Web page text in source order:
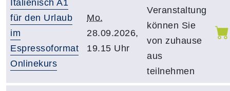
Italienisch A1
für den Urlaub
im
Espressoformat
Onlinekurs
Mo.
28.09.2026,
19.15 Uhr
Veranstaltung
können Sie
von zuhause
aus
teilnehmen